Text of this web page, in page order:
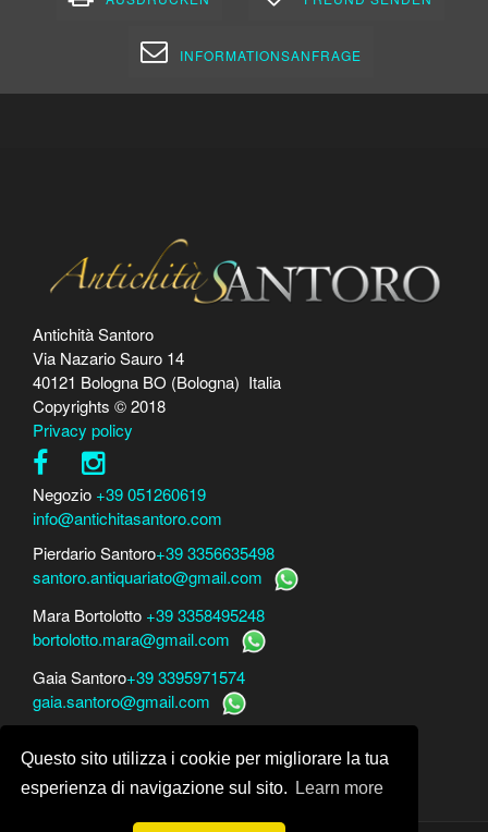
Questo sito utilizza i cookie per migliorare la tua
esperienza di navigazione sul sito.
Learn more
INFORMATIONSANFRAGE
Antichità Santoro
Via Nazario Sauro 14
40121 Bologna BO (Bologna) Italia
Copyrights © 2018
Privacy policy
Negozio +39 051260619
info@antichitasantoro.com
Pierdario Santoro+39 3356635498
santoro.antiquariato@gmail.com
Mara Bortolotto +39 3358495248
bortolotto.mara@gmail.com
Gaia Santoro+39 3395971574
gaia.santoro@gmail.com
Mara Bortolottowww.perito-arte-antiquariato.it
Dario Santorowww.peritoarte.info